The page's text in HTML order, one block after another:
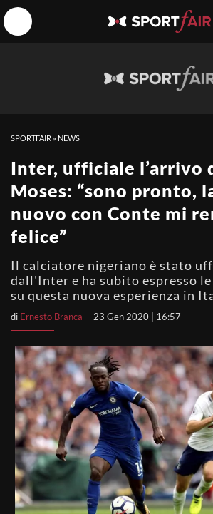
SPORTFAIR » NEWS
Inter, ufficiale l’arrivo
Moses: “sono pronto,
nuovo con Conte mi
felice”
Il calciatore nigeriano è stato
dall'Inter e ha subito espresso le
su questa nuova esperienza in
di Ernesto Branca 23 Gen 2020 | 16:57